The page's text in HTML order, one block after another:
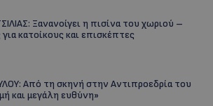
Ξανανοίγει η πισίνα του χωριού –
κατοίκους και επισκέπτες
Από τη σκηνή στην Αντιπροεδρία του
και μεγάλη ευθύνη»